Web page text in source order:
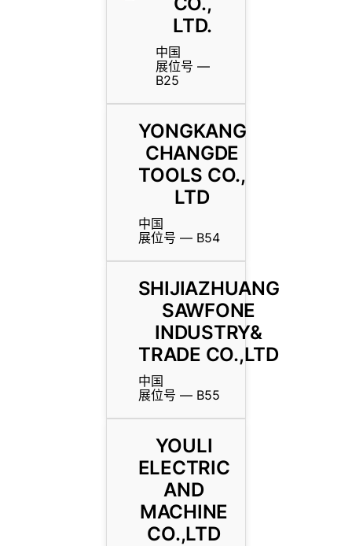
LTD.
中国
展位号 —
B25
YONGKANG
CHANGDE
TOOLS CO.,
LTD
中国
展位号 — B54
SHIJIAZHUANG
SAWFONE
INDUSTRY&
TRADE CO.,LTD
中国
展位号 — B55
YOULI
ELECTRIC
AND
MACHINE
CO.,LTD